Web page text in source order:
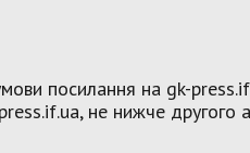
посилання на gk-
не нижче другого